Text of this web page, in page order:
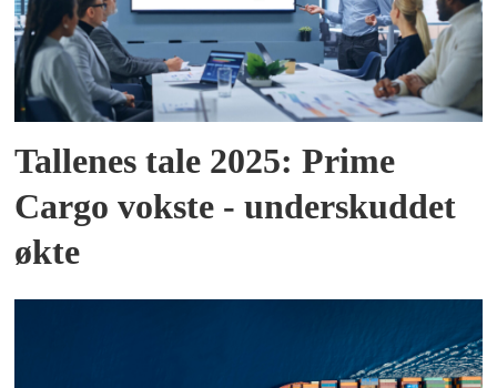
Tallenes tale 2025: Prime
Cargo vokste - underskuddet
økte